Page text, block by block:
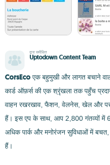
द्वारा समीक्षित
Uptodown Content Team
CorsEco एक बहुमुखी और लागत बचाने
कार्ड ऑफ़र्स की एक श्रृंखला तक पहुँच
वाहन रखरखाव, फैशन, वेलनेस, खेल और
हैं। इस एप के साथ, आप 2,800 गंतव्यों में
अधिक पार्क और मनोरंजन सुविधाओं में
हैं।